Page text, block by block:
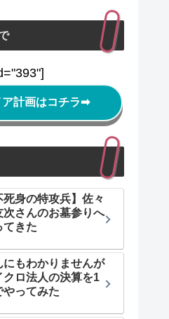
計画はコチラ➡
死身の特攻兵】佐々
次さんのお墓参りへ
てきた
にもわかりませんが
クロ法人の決算を1
やってみた